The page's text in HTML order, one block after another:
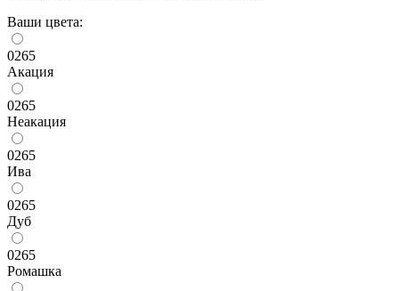
Ваши цвета:
0265
Акация
0265
Неакация
0265
Ива
0265
Дуб
0265
Ромашка